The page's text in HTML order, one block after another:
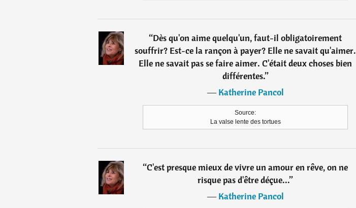
“Dès qu'on aime quelqu'un, faut-il obligatoirement
souffrir? Est-ce la rançon à payer? Elle ne savait qu'aimer.
Elle ne savait pas se faire aimer. C'était deux choses bien
différentes.”
―Katherine Pancol
Source:
La valse lente des tortues
“C'est presque mieux de vivre un amour en rêve, on ne
risque pas d'être déçue...”
―Katherine Pancol